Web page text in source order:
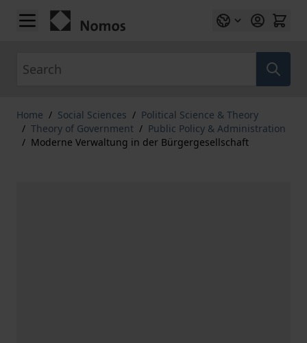
Skip to Content
Home / Social Sciences / Political Science & Theory
/ Theory of Government / Public Policy & Administration
/ Moderne Verwaltung in der Bürgergesellschaft